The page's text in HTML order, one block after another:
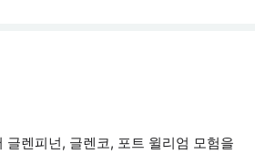
글렌피넌, 글렌코, 포트 윌리엄 모험을